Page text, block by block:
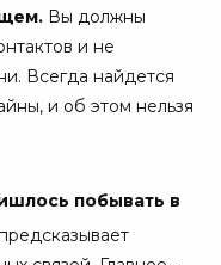
Вы должны
и не
Всегда найдется
и об этом нельзя
побывать в